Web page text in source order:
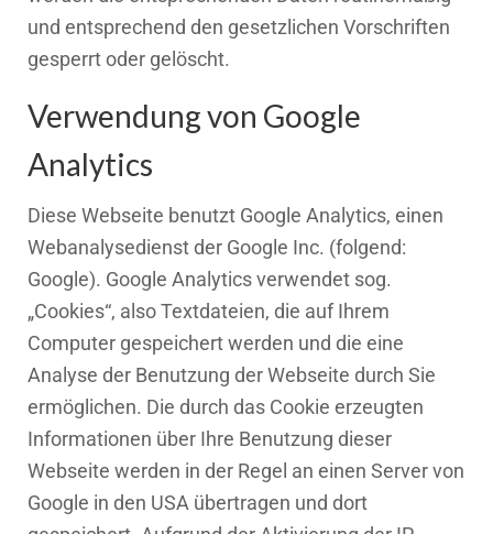
und entsprechend den gesetzlichen Vorschriften
gesperrt oder gelöscht.
Verwendung von Google
Analytics
Diese Webseite benutzt Google Analytics, einen
Webanalysedienst der Google Inc. (folgend:
Google). Google Analytics verwendet sog.
„Cookies“, also Textdateien, die auf Ihrem
Computer gespeichert werden und die eine
Analyse der Benutzung der Webseite durch Sie
ermöglichen. Die durch das Cookie erzeugten
Informationen über Ihre Benutzung dieser
Webseite werden in der Regel an einen Server von
Google in den USA übertragen und dort